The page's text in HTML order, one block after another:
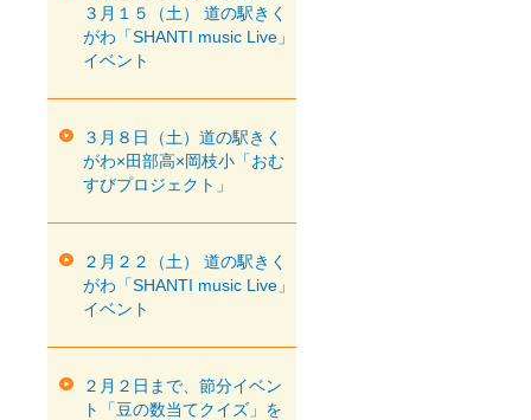
３月１５（土） 道の駅きく
がわ「SHANTI music Live」
イベント
３月８日（土）道の駅きく
がわ×田部高×岡枝小「おむ
すびプロジェクト」
２月２２（土） 道の駅きく
がわ「SHANTI music Live」
イベント
２月２日まで、節分イベン
ト「豆の数当てクイズ」を